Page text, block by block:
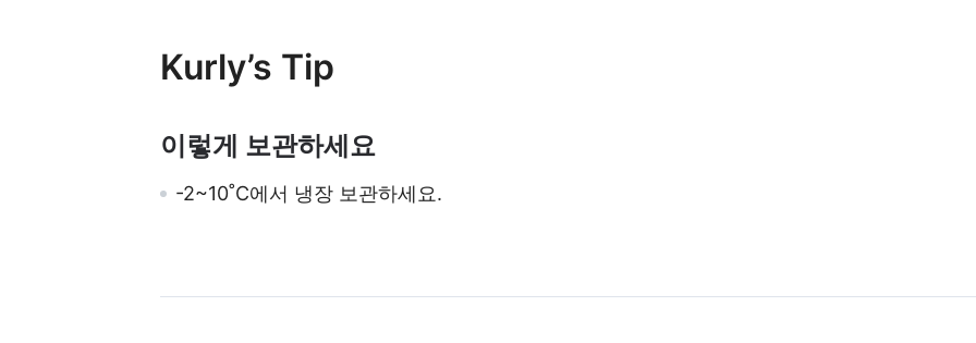
Kurly’s Tip
이렇게 보관하세요
-2~10˚C에서 냉장 보관하세요.